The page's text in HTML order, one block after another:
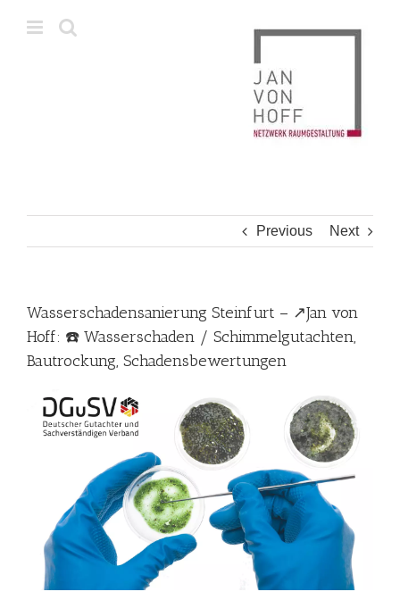
Previous Next
Wasserschadensanierung Steinfurt – ↗️Jan von
Hoff: ☎️ Wasserschaden / Schimmelgutachten,
Bautrockung, Schadensbewertungen